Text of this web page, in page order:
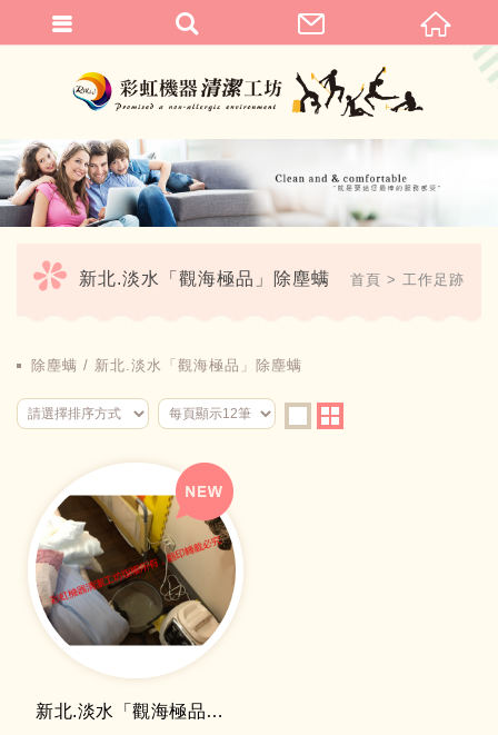
首頁 工作足跡
新北.淡水「觀海極品」除塵螨
除塵螨 新北.淡水「觀海極品」除塵螨
新北.淡水「觀海極品」除塵螨